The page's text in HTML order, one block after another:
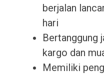
berjalan
hari
Bertanggung
kargo dan
Memiliki